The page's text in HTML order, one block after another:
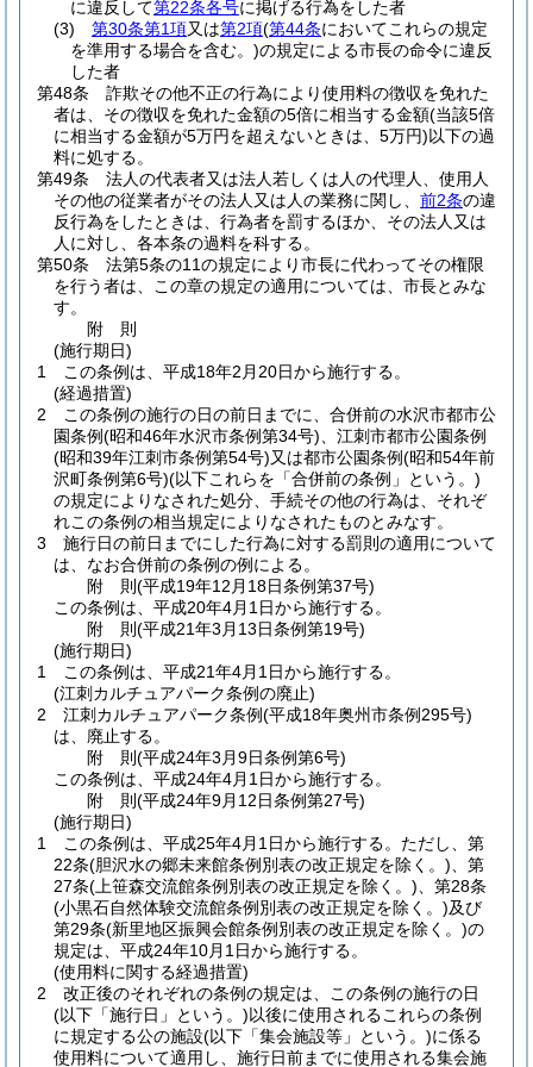
に違反して第22条各号に掲げる行為をした者
(3)
第30条第1項又は第2項(第44条においてこれらの規定
を準用する場合を含む。)の規定による市長の命令に違反
した者
第48条
詐欺その他不正の行為により使用料の徴収を免れた
者は、その徴収を免れた金額の5倍に相当する金額(当該5倍
に相当する金額が5万円を超えないときは、5万円)以下の過
料に処する。
第49条
法人の代表者又は法人若しくは人の代理人、使用人
その他の従業者がその法人又は人の業務に関し、 前2条の違
反行為をしたときは、行為者を罰するほか、その法人又は
人に対し、各本条の過料を科する。
第50条
法第5条の11の規定により市長に代わってその権限
を行う者は、この章の規定の適用については、市長とみな
す。
附 則
(施行期日)
1
この条例は、平成18年2月20日から施行する。
(経過措置)
2
この条例の施行の日の前日までに、合併前の水沢市都市公
園条例(昭和46年水沢市条例第34号) 、江刺市都市公園条例
(昭和39年江刺市条例第54号)又は都市公園条例(昭和54年前
沢町条例第6号)(以下これらを「合併前の条例」という。)
の規定によりなされた処分、手続その他の行為は、それぞ
れこの条例の相当規定によりなされたものとみなす。
3
施行日の前日までにした行為に対する罰則の適用について
は、なお合併前の条例の例による。
附 則(平成19年12月18日条例第37号)
この条例は、平成20年4月1日から施行する。
附 則(平成21年3月13日条例第19号)
(施行期日)
1
この条例は、平成21年4月1日から施行する。
(江刺カルチュアパーク条例の廃止)
2
江刺カルチュアパーク条例(平成18年奥州市条例295号)
は、廃止する。
附 則(平成24年3月9日条例第6号)
この条例は、平成24年4月1日から施行する。
附 則(平成24年9月12日条例第27号)
(施行期日)
1
この条例は、平成25年4月1日から施行する。 ただし、第
22条(胆沢水の郷未来館条例別表の改正規定を除く。) 、第
27条(上笹森交流館条例別表の改正規定を除く。) 、第28条
(小黒石自然体験交流館条例別表の改正規定を除く。)及び
第29条(新里地区振興会館条例別表の改正規定を除く。)の
規定は、平成24年10月1日から施行する。
(使用料に関する経過措置)
2
改正後のそれぞれの条例の規定は、この条例の施行の日
(以下「施行日」という。)以後に使用されるこれらの条例
に規定する公の施設(以下「集会施設等」という。)に係る
使用料について適用し、施行日前までに使用される集会施